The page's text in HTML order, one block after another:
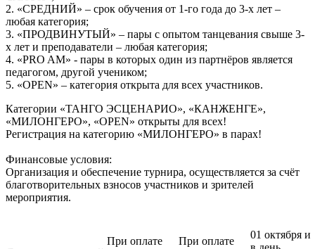
2. «СРЕДНИЙ» – срок обучения от 1-го года до 3-х лет –
любая категория;
3. «ПРОДВИНУТЫЙ» – пары с опытом танцевания свыше 3-
х лет и преподаватели – любая категория;
4. «PRO AM» - пары в которых один из партнёров является
педагогом, другой учеником;
5. «OPEN» – категория открыта для всех участников.
Категории «ТАНГО ЭСЦЕНАРИО», «КАНЖЕНГЕ»,
«МИЛОНГЕРО», «OPEN» открыты для всех!
Регистрация на категорию «МИЛОНГЕРО» в парах!
Финансовые условия:
Организация и обеспечение турнира, осуществляется за счёт
благотворительных взносов участников и зрителей
мероприятия.
При оплате
При оплате
01 октября и